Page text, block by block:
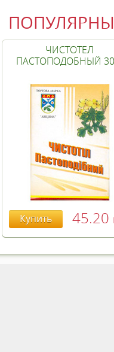
ЧИСТОТЕЛ
ПАСТОПОДОБНЫЙ 30
Купить 45.20